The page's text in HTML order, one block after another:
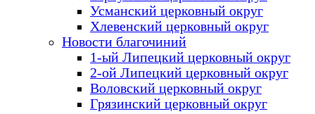
Усманский церковный округ
Хлевенский церковный округ
Новости благочиний
1-ый Липецкий церковный округ
2-ой Липецкий церковный округ
Воловский церковный округ
Грязинский церковный округ